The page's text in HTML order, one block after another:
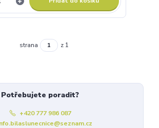
strana z 1
Potřebujete poradit?
+420 777 986 087